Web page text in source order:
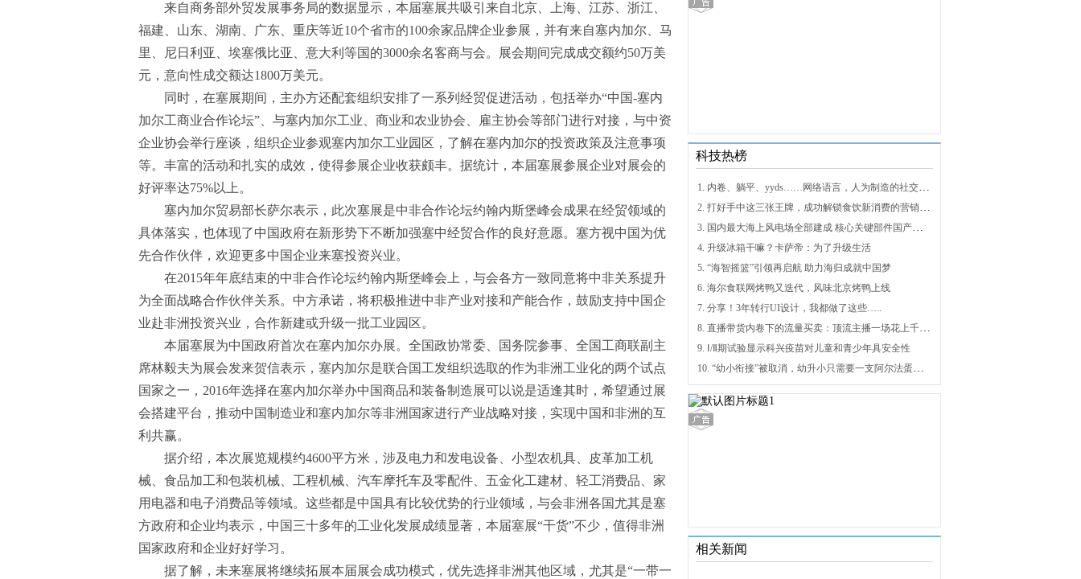
来自商务部外贸发展事务局的数据显示，本届塞展共吸引来自北京、上海、江苏、浙江、
福建、山东、湖南、广东、重庆等近10个省市的100余家品牌企业参展，并有来自塞内加尔、马
里、尼日利亚、埃塞俄比亚、意大利等国的3000余名客商与会。展会期间完成成交额约50万美
元，意向性成交额达1800万美元。
同时，在塞展期间，主办方还配套组织安排了一系列经贸促进活动，包括举办“中国-塞内
加尔工商业合作论坛”、与塞内加尔工业、商业和农业协会、雇主协会等部门进行对接，与中资
企业协会举行座谈，组织企业参观塞内加尔工业园区，了解在塞内加尔的投资政策及注意事项
等。丰富的活动和扎实的成效，使得参展企业收获颇丰。据统计，本届塞展参展企业对展会的
好评率达75%以上。
塞内加尔贸易部长萨尔表示，此次塞展是中非合作论坛约翰内斯堡峰会成果在经贸领域的
具体落实，也体现了中国政府在新形势下不断加强塞中经贸合作的良好意愿。塞方视中国为优
先合作伙伴，欢迎更多中国企业来塞投资兴业。
在2015年年底结束的中非合作论坛约翰内斯堡峰会上，与会各方一致同意将中非关系提升
为全面战略合作伙伴关系。中方承诺，将积极推进中非产业对接和产能合作，鼓励支持中国企
业赴非洲投资兴业，合作新建或升级一批工业园区。
本届塞展为中国政府首次在塞内加尔办展。全国政协常委、国务院参事、全国工商联副主
席林毅夫为展会发来贺信表示，塞内加尔是联合国工发组织选取的作为非洲工业化的两个试点
国家之一，2016年选择在塞内加尔举办中国商品和装备制造展可以说是适逢其时，希望通过展
会搭建平台，推动中国制造业和塞内加尔等非洲国家进行产业战略对接，实现中国和非洲的互
利共赢。
据介绍，本次展览规模约4600平方米，涉及电力和发电设备、小型农机具、皮革加工机
械、食品加工和包装机械、工程机械、汽车摩托车及零配件、五金化工建材、轻工消费品、家
用电器和电子消费品等领域。这些都是中国具有比较优势的行业领域，与会非洲各国尤其是塞
方政府和企业均表示，中国三十多年的工业化发展成绩显著，本届塞展“干货”不少，值得非洲
国家政府和企业好好学习。
据了解，未来塞展将继续拓展本届展会成功模式，优先选择非洲其他区域，尤其是“一带一
科技热榜
1. 内卷、躺平、yyds……网络语言，人为制造的社交屏障？
2. 打好手中这三张王牌，成功解锁食饮新消费的营销密码
3. 国内最大海上风电场全部建成 核心关键部件国产化攻关未来可期
4. 升级冰箱干嘛？卡萨帝：为了升级生活
5. “海智摇篮”引领再启航 助力海归成就中国梦
6. 海尔食联网烤鸭又迭代，风味北京烤鸭上线
7. 分享！3年转行UI设计，我都做了这些…..
8. 直播带货内卷下的流量买卖：顶流主播一场花上千万元，红利消退焦虑暴增
9. Ⅰ/Ⅱ期试验显示科兴疫苗对儿童和青少年具安全性
10. “幼小衔接”被取消，幼升小只需要一支阿尔法蛋词典笔
相关新闻